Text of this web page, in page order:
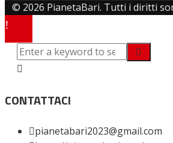
© 2026 PianetaBari. Tutti i diritti
CONTATTACI
pianetabari2023@gmail.com